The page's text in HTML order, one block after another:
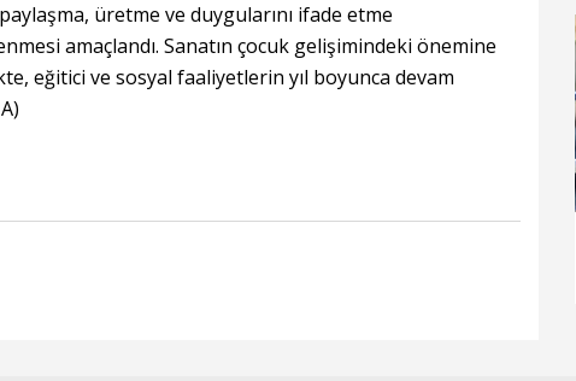
üretme ve duygularını ifade etme
amaçlandı. Sanatın çocuk gelişimindeki önemine
eğitici ve sosyal faaliyetlerin yıl boyunca devam